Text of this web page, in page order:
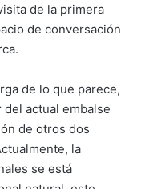
de la primera
de conversación
de lo que parece,
actual embalse
de otros dos
la
se está